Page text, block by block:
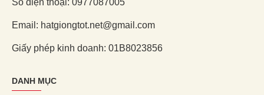
Số điện thoại: 0977087005
Email: hatgiongtot.net@gmail.com
Giấy phép kinh doanh: 01B8023856
DANH MỤC